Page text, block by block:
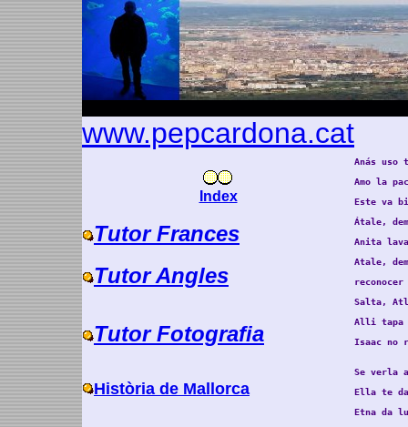
www.pepcardona.cat
Index
Tutor Frances
Tutor Angles
Tutor Fotografia
Història de Mallorca
Anás uso
Amo la
Este va
Átale,
Anita
Atale,
reconocer
Salta,
Alli
Isaac no
Se verla
Ella te
Etna da